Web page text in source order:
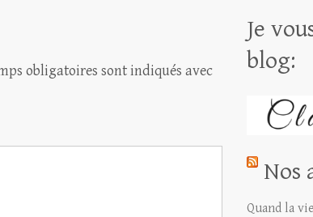
obligatoires sont indiqués avec
Je
blog:
Nos
Quand la